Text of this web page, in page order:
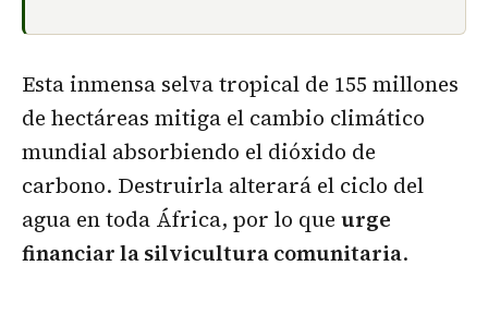
Esta inmensa selva tropical de 155 millones
de hectáreas mitiga el cambio climático
mundial absorbiendo el dióxido de
carbono. Destruirla alterará el ciclo del
agua en toda África, por lo que urge
financiar la silvicultura comunitaria.